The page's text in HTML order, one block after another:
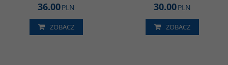
36.00PLN
ZOBACZ
30.00PLN
ZOBACZ